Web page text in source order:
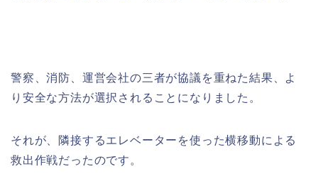
警察、消防、運営会社の三者が協議を重ねた結果、よ
り安全な方法が選択されることになりました。
それが、隣接するエレベーターを使った横移動による
救出作戦だったのです。